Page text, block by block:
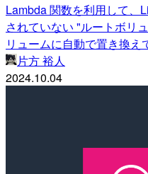
Lambda 関数を利用して、
されていない "ルートボリ
リュームに自動で置き換え
片方 裕人
2024.10.04